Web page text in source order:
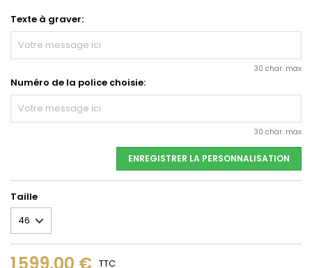
Texte à graver:
30 char. max
Numéro de la police choisie:
30 char. max
ENREGISTRER LA PERSONNALISATION
Taille
TTC